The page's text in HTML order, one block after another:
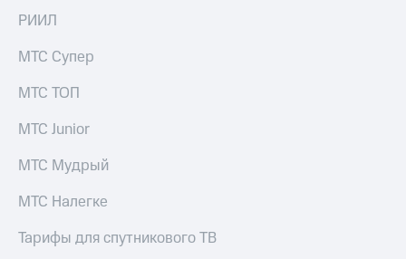
РИИЛ
МТС Супер
МТС ТОП
МТС Junior
МТС Мудрый
МТС Налегке
Тарифы для спутникового ТВ